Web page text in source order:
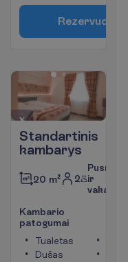
Rezervuo
Standartinis
kambarys
20 m² 2
Pusryčiai
ir
vakarienė
Kambario
patogumai
Tualetas
Dušas